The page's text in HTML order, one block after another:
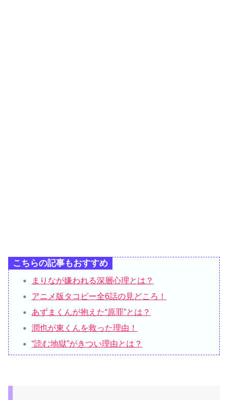
こちらの記事もおすすめ
まりなが嫌われる深層心理とは？
アニメ版タコピー全6話の見どころ！
あずまくんが抱えた“原罪”とは？
潤也が東くんを救った理由！
“読む地獄”がきつい理由とは？